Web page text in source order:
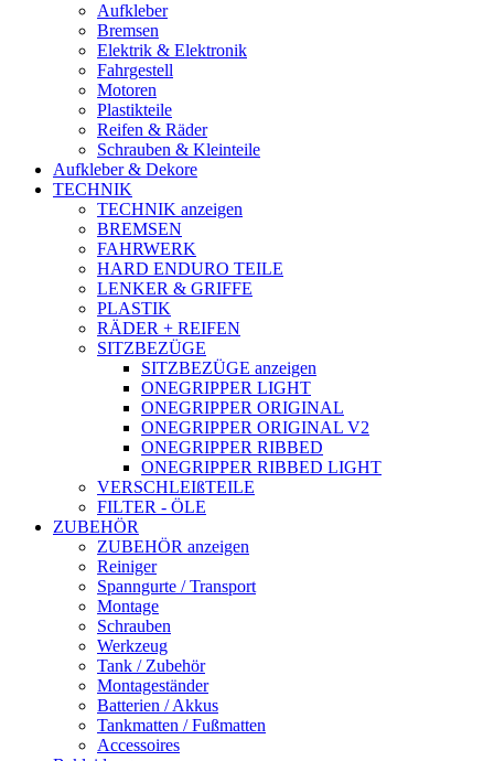
Aufkleber
Bremsen
Elektrik & Elektronik
Fahrgestell
Motoren
Plastikteile
Reifen & Räder
Schrauben & Kleinteile
Aufkleber & Dekore
TECHNIK
TECHNIK anzeigen
BREMSEN
FAHRWERK
HARD ENDURO TEILE
LENKER & GRIFFE
PLASTIK
RÄDER + REIFEN
SITZBEZÜGE
SITZBEZÜGE anzeigen
ONEGRIPPER LIGHT
ONEGRIPPER ORIGINAL
ONEGRIPPER ORIGINAL V2
ONEGRIPPER RIBBED
ONEGRIPPER RIBBED LIGHT
VERSCHLEIßTEILE
FILTER - ÖLE
ZUBEHÖR
ZUBEHÖR anzeigen
Reiniger
Spanngurte / Transport
Montage
Schrauben
Werkzeug
Tank / Zubehör
Montageständer
Batterien / Akkus
Tankmatten / Fußmatten
Accessoires